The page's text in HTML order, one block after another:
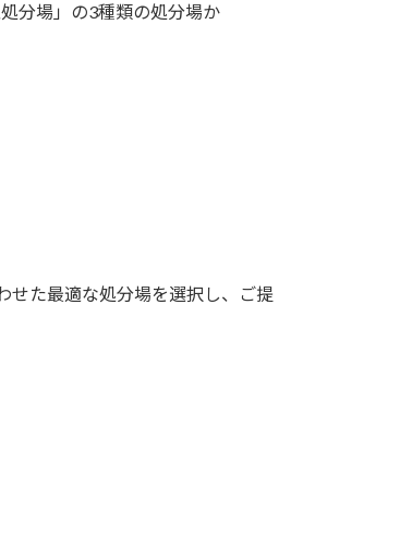
分場」の3種類の処分場か
せた最適な処分場を選択し、ご提